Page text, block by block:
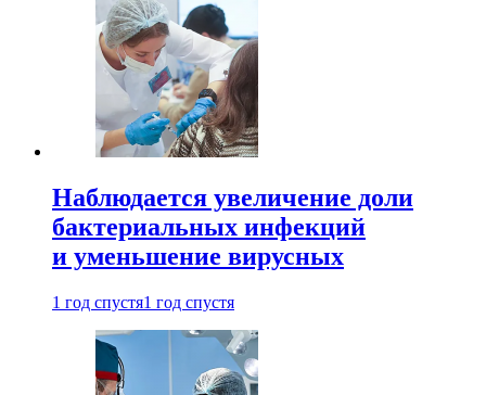
Наблюдается увеличение доли
бактериальных инфекций
и уменьшение вирусных
1 год спустя1 год спустя